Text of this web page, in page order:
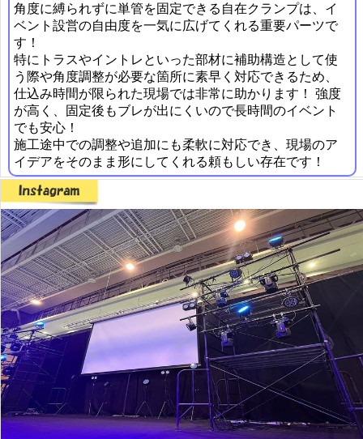
角度に縛られずに単管を固定できる自在クランプは、イ
ベント設営の自由度を一気に広げてくれる重要パーツで
す！
特にトラスやイントレといった部材に補助構造として使
う際や角度調整が必要な箇所に素早く対応できるため、
仕込み時間が限られた現場では非常に助かります！ 強度
が高く、固定後もブレが出にくいので長時間のイベント
でも安心！
施工途中での調整や追加にも柔軟に対応でき、現場のア
イデアをそのまま形にしてくれる頼もしい存在です！